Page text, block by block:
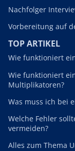
Nachfolger
Vorbereitung auf
TOP ARTIKEL
Wie funktioniert
Wie funktioniert
Multiplikatoren?
Was muss ich bei
Welche Fehler
vermeiden?
Alles zum Thema